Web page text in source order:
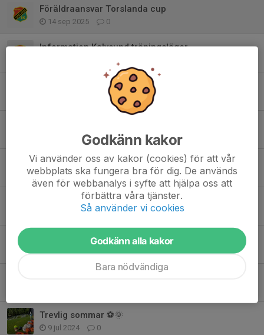
Föräldraansvar Torslanda cup
14 sep 2025 0
Information Kalvsund träningsläger
Caféschema TIKET 12-14 september
0
10 aug 2025 0
New body försäljning
30 mar 2025 0
TIK-häften
27 mar 2025 0
Fixardagarna 12-13 april
Trevlig sommar ⚽️🌞
9 jul 2024 0
Godkänn kakor
Vi använder oss av kakor (cookies) för att vår
webbplats ska fungera bra för dig. De används
även för webbanalys i syfte att hjälpa oss att
förbättra våra tjänster.
Så använder vi cookies
Godkänn alla kakor
Bara nödvändiga